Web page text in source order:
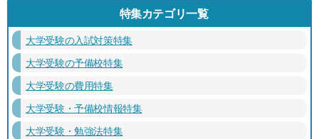
特集カテゴリ一覧
大学受験の入試対策特集
大学受験の予備校特集
大学受験の費用特集
大学受験・予備校情報特集
大学受験・勉強法特集